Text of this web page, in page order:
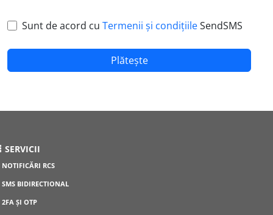
Sunt de acord cu Termenii și condițiileSendSMS
Plătește
SERVICII
NOTIFICĂRI RCS
SMS BIDIRECTIONAL
2FA ȘI OTP